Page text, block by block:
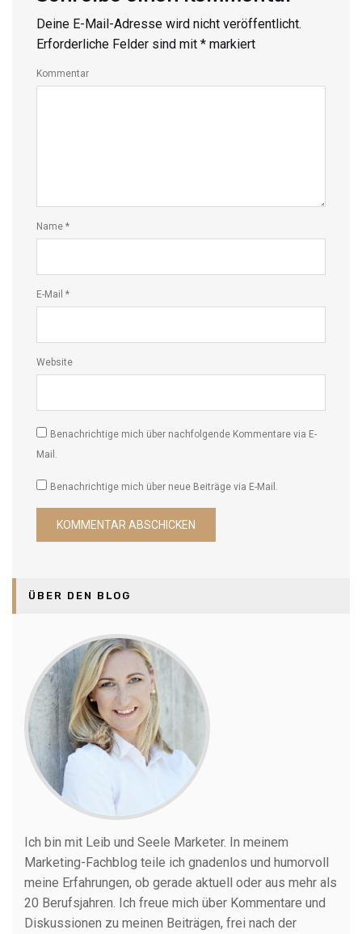
Deine E-Mail-Adresse wird nicht veröffentlicht.
Erforderliche Felder sind mit * markiert
Kommentar
Name *
E-Mail *
Website
Benachrichtige mich über nachfolgende Kommentare via E-
Mail.
Benachrichtige mich über neue Beiträge via E-Mail.
ÜBER DEN BLOG
Ich bin mit Leib und Seele Marketer. In meinem
Marketing-Fachblog teile ich gnadenlos und humorvoll
meine Erfahrungen, ob gerade aktuell oder aus mehr als
20 Berufsjahren. Ich freue mich über Kommentare und
Diskussionen zu meinen Beiträgen, frei nach der